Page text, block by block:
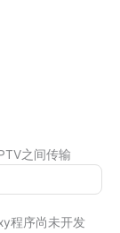
之间传输
程序尚未开发